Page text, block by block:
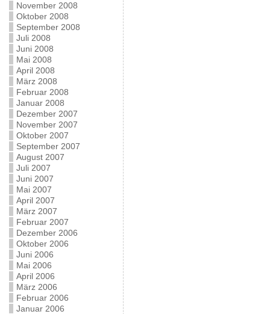
November 2008
Oktober 2008
September 2008
Juli 2008
Juni 2008
Mai 2008
April 2008
März 2008
Februar 2008
Januar 2008
Dezember 2007
November 2007
Oktober 2007
September 2007
August 2007
Juli 2007
Juni 2007
Mai 2007
April 2007
März 2007
Februar 2007
Dezember 2006
Oktober 2006
Juni 2006
Mai 2006
April 2006
März 2006
Februar 2006
Januar 2006